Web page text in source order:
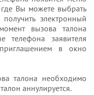
Вы можете выбрать
электронный
вызова талона
телефона заявителя
в окно
талона необходимо
аннулируется.